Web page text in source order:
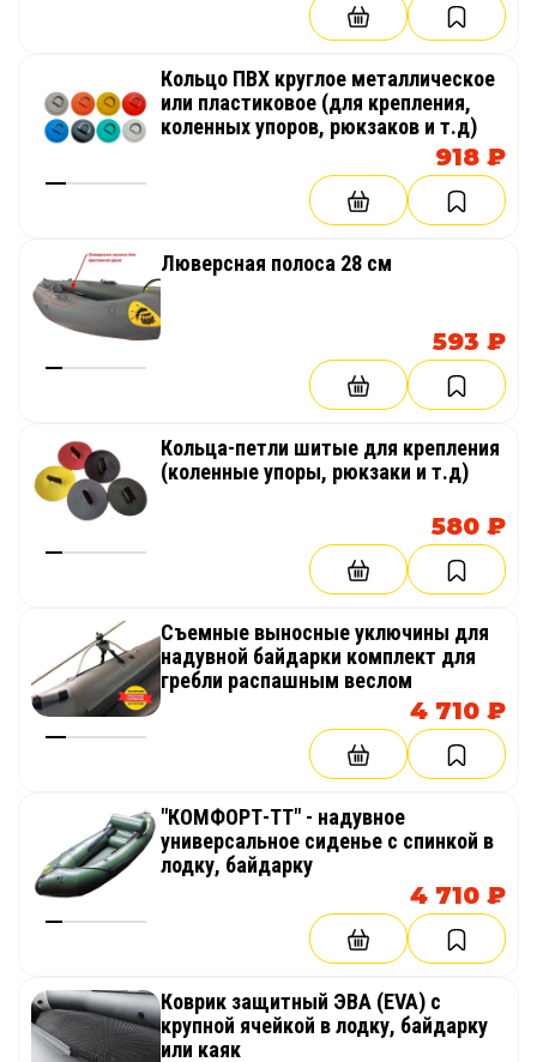
Кольцо ПВХ круглое металлическое
или пластиковое (для крепления,
коленных упоров, рюкзаков и т.д)
918 ₽
Люверсная полоса 28 см
593 ₽
Кольца-петли шитые для крепления
(коленные упоры, рюкзаки и т.д)
580 ₽
Съемные выносные уключины для
надувной байдарки комплект для
гребли распашным веслом
4 710 ₽
"КОМФОРТ-ТТ" - надувное
универсальное сиденье с спинкой в
лодку, байдарку
4 710 ₽
Коврик защитный ЭВА (EVA) с
крупной ячейкой в лодку, байдарку
или каяк